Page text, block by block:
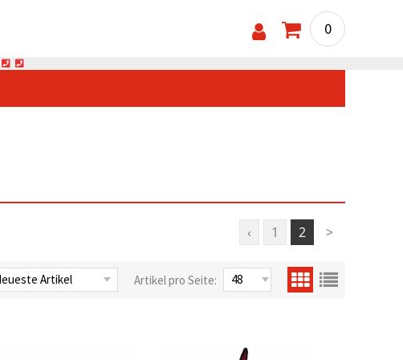
0
‹ 1 2 >
Artikel pro Seite: